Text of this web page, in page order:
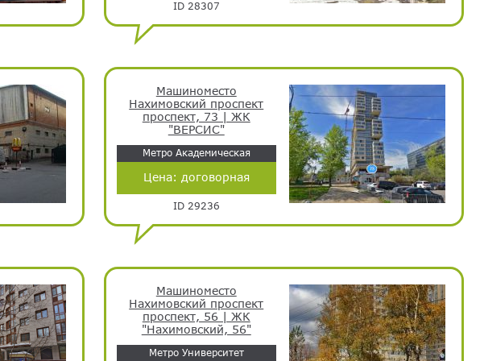
ID 28307
Машиноместо
Нахимовский проспект
проспект, 73 | ЖК
"ВЕРСИС"
Метро Академическая
Цена: договорная
ID 29236
Машиноместо
Нахимовский проспект
проспект, 56 | ЖК
"Нахимовский, 56"
Метро Университет